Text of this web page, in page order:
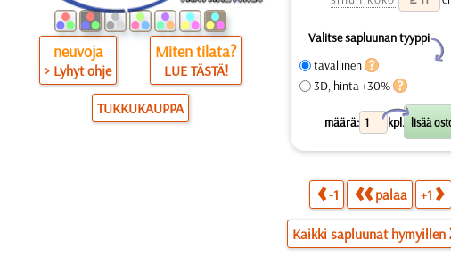
neuvoja
> Lyhyt ohje
Miten tilata?
LUE TÄSTÄ!
TUKKUKAUPPA
Valitse sapluunan tyyppi
Y
tavallinen
3D, hinta +30%
määrä: kpl.
X
-1 palaa +1
Kaikki sapluunat hymyillen